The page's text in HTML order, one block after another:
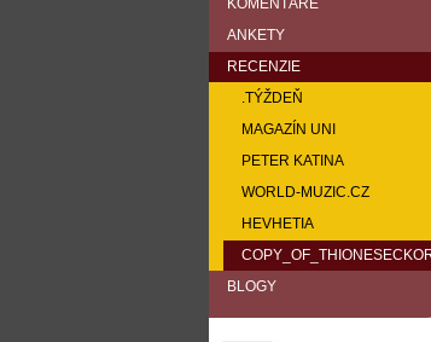
KOMENTÁRE
ANKETY
RECENZIE
.TÝŽDEŇ
MAGAZÍN UNI
PETER KATINA
WORLD-MUZIC.CZ
HEVHETIA
BLOGY